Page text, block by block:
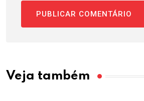
Veja também